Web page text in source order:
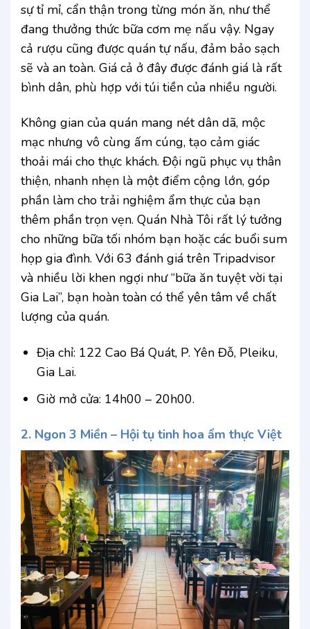
sự tỉ mỉ, cẩn thận trong từng món ăn, như thể
đang thưởng thức bữa cơm mẹ nấu vậy. Ngay
cả rượu cũng được quán tự nấu, đảm bảo sạch
sẽ và an toàn. Giá cả ở đây được đánh giá là rất
bình dân, phù hợp với túi tiền của nhiều người.
Không gian của quán mang nét dân dã, mộc
mạc nhưng vô cùng ấm cúng, tạo cảm giác
thoải mái cho thực khách. Đội ngũ phục vụ thân
thiện, nhanh nhẹn là một điểm cộng lớn, góp
phần làm cho trải nghiệm ẩm thực của bạn
thêm phần trọn vẹn. Quán Nhà Tôi rất lý tưởng
cho những bữa tối nhóm bạn hoặc các buổi sum
họp gia đình. Với 63 đánh giá trên Tripadvisor
và nhiều lời khen ngợi như “bữa ăn tuyệt vời tại
Gia Lai”, bạn hoàn toàn có thể yên tâm về chất
lượng của quán.
Địa chỉ: 122 Cao Bá Quát, P. Yên Đỗ, Pleiku,
Gia Lai.
Giờ mở cửa: 14h00 – 20h00.
2. Ngon 3 Miền – Hội tụ tinh hoa ẩm thực Việt